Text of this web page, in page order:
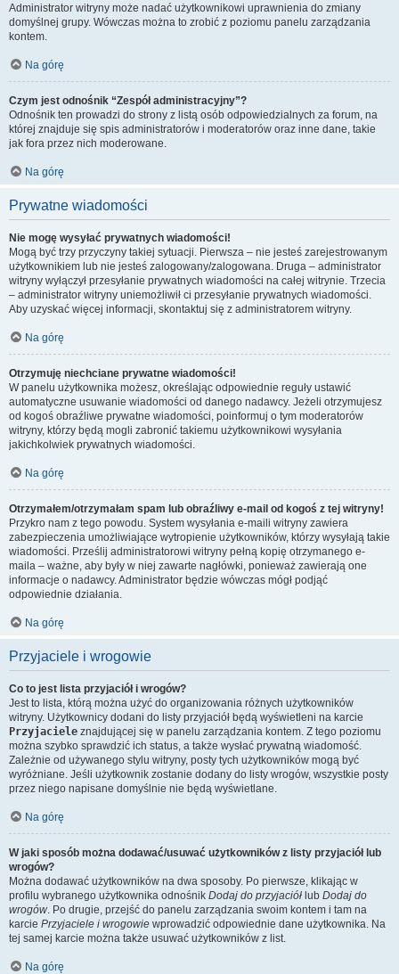
Administrator witryny może nadać użytkownikowi uprawnienia do zmiany
domyślnej grupy. Wówczas można to zrobić z poziomu panelu zarządzania
kontem.
Na górę
Czym jest odnośnik “Zespół administracyjny”?
Odnośnik ten prowadzi do strony z listą osób odpowiedzialnych za forum, na
której znajduje się spis administratorów i moderatorów oraz inne dane, takie
jak fora przez nich moderowane.
Na górę
Prywatne wiadomości
Nie mogę wysyłać prywatnych wiadomości!
Mogą być trzy przyczyny takiej sytuacji. Pierwsza – nie jesteś zarejestrowanym
użytkownikiem lub nie jesteś zalogowany/zalogowana. Druga – administrator
witryny wyłączył przesyłanie prywatnych wiadomości na całej witrynie. Trzecia
– administrator witryny uniemożliwił ci przesyłanie prywatnych wiadomości.
Aby uzyskać więcej informacji, skontaktuj się z administratorem witryny.
Na górę
Otrzymuję niechciane prywatne wiadomości!
W panelu użytkownika możesz, określając odpowiednie reguły ustawić
automatyczne usuwanie wiadomości od danego nadawcy. Jeżeli otrzymujesz
od kogoś obraźliwe prywatne wiadomości, poinformuj o tym moderatorów
witryny, którzy będą mogli zabronić takiemu użytkownikowi wysyłania
jakichkolwiek prywatnych wiadomości.
Na górę
Otrzymałem/otrzymałam spam lub obraźliwy e-mail od kogoś z tej witryny!
Przykro nam z tego powodu. System wysyłania e-maili witryny zawiera
zabezpieczenia umożliwiające wytropienie użytkowników, którzy wysyłają takie
wiadomości. Prześlij administratorowi witryny pełną kopię otrzymanego e-
maila – ważne, aby były w niej zawarte nagłówki, ponieważ zawierają one
informacje o nadawcy. Administrator będzie wówczas mógł podjąć
odpowiednie działania.
Na górę
Przyjaciele i wrogowie
Co to jest lista przyjaciół i wrogów?
Jest to lista, którą można użyć do organizowania różnych użytkowników
witryny. Użytkownicy dodani do listy przyjaciół będą wyświetleni na karcie
Przyjaciele znajdującej się w panelu zarządzania kontem. Z tego poziomu
można szybko sprawdzić ich status, a także wysłać prywatną wiadomość.
Zależnie od używanego stylu witryny, posty tych użytkowników mogą być
wyróżniane. Jeśli użytkownik zostanie dodany do listy wrogów, wszystkie posty
przez niego napisane domyślnie nie będą wyświetlane.
Na górę
W jaki sposób można dodawać/usuwać użytkowników z listy przyjaciół lub
wrogów?
Można dodawać użytkowników na dwa sposoby. Po pierwsze, klikając w
profilu wybranego użytkownika odnośnik Dodaj do przyjaciół lub Dodaj do
wrogów. Po drugie, przejść do panelu zarządzania swoim kontem i tam na
karcie Przyjaciele i wrogowie wprowadzić odpowiednie dane użytkownika. Na
tej samej karcie można także usuwać użytkowników z list.
Na górę